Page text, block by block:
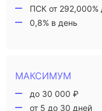
ПСК от 292,000%
0,8% в день
МАКСИМУМ
до 30 000 ₽
от 5 до 30 дней